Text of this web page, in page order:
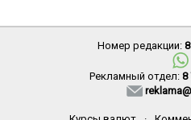
Номер редакции:
Рекламный отдел: 8